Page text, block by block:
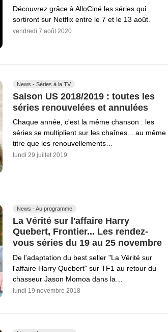
Découvrez grâce à AlloCiné les séries qui
sortiront sur Netflix entre le 7 et le 13 août.
vendredi 7 août 2020
News - Séries à la TV
Saison US 2018/2019 : toutes les
séries renouvelées et annulées
Chaque année, c'est la même chanson : les
séries se multiplient sur les chaînes... au même
titre que les renouvellements…
lundi 29 juillet 2019
News - Au programme
La Vérité sur l'affaire Harry
Quebert, Frontier... Les rendez-
vous séries du 19 au 25 novembre
De l'adaptation du best seller "La Vérité sur
l'affaire Harry Quebert" sur TF1 au retour du
chasseur Jason Momoa dans la…
lundi 19 novembre 2018